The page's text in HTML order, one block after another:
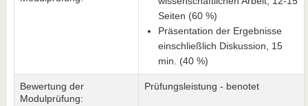
Seiten (60 %)
Präsentation der Ergebnisse
einschließlich Diskussion, 15
min. (40 %)
Bewertung der
Modulprüfung:
Prüfungsleistung - benotet